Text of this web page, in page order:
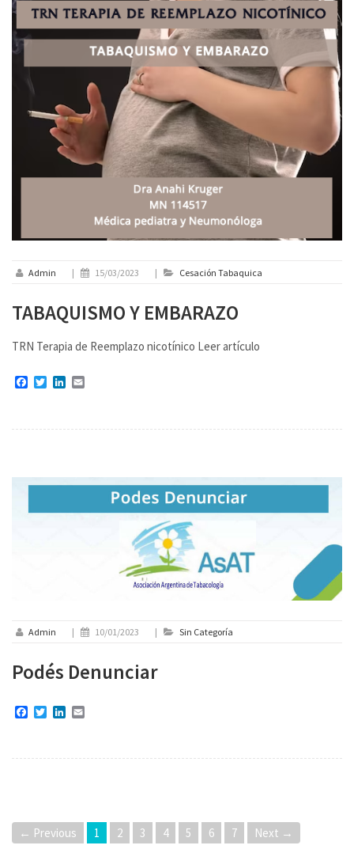
Admin | 15/03/2023 | Cesación Tabaquica
TABAQUISMO Y EMBARAZO
TRN Terapia de Reemplazo nicotínico Leer artículo
Facebook
TwitterLinkedIn
Admin | 10/01/2023 | Sin Categoría
Podés Denunciar
Facebook
TwitterLinkedIn
← Previous 1 2 3 4 5 6 7 Next →